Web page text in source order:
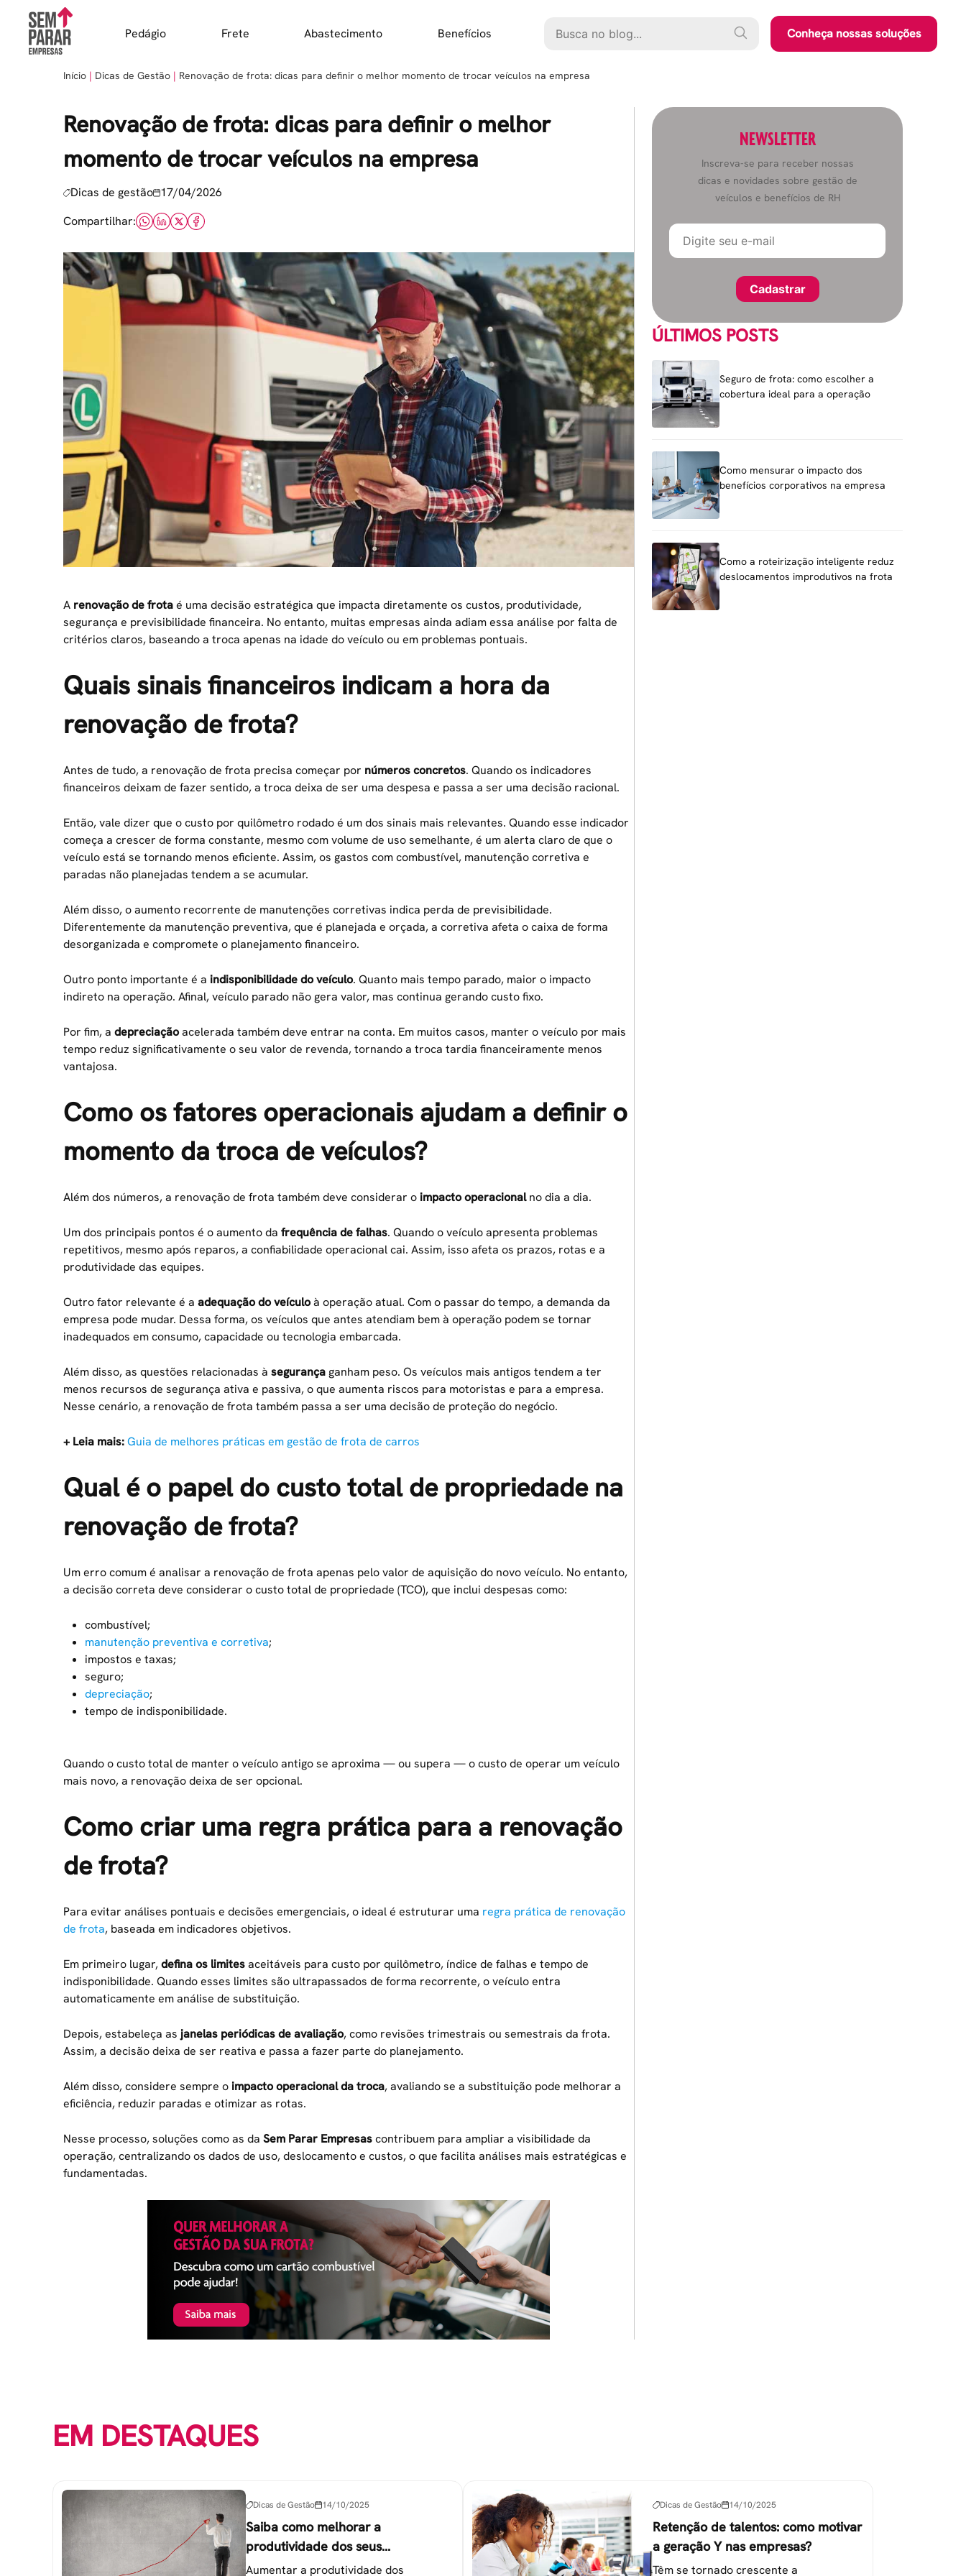
content
Pedágio Frete Abastecimento Benefícios Conheça nossas soluções
Início Dicas de Gestão Renovação de frota: dicas para definir o melhor momento de trocar veículos na empresa
Renovação de frota: dicas para definir o melhor
momento de trocar veículos na empresa
Dicas de gestão 17/04/2026
Compartilhar:
A renovação de frotaé uma decisão estratégica que impacta diretamente os custos, produtividade,
segurança e previsibilidade financeira. No entanto, muitas empresas ainda adiam essa análise por falta de
critérios claros, baseando a troca apenas na idade do veículo ou em problemas pontuais.
Quais sinais financeiros indicam a hora da
renovação de frota?
Antes de tudo, a renovação de frota precisa começar por números concretos. Quando os indicadores
financeiros deixam de fazer sentido, a troca deixa de ser uma despesa e passa a ser uma decisão racional.
Então, vale dizer que o custo por quilômetro rodado é um dos sinais mais relevantes. Quando esse indicador
começa a crescer de forma constante, mesmo com volume de uso semelhante, é um alerta claro de que o
veículo está se tornando menos eficiente. Assim, os gastos com combustível, manutenção corretiva e
paradas não planejadas tendem a se acumular.
Além disso, o aumento recorrente de manutenções corretivas indica perda de previsibilidade.
Diferentemente da manutenção preventiva, que é planejada e orçada, a corretiva afeta o caixa de forma
desorganizada e compromete o planejamento financeiro.
Outro ponto importante é a indisponibilidade do veículo. Quanto mais tempo parado, maior o impacto
indireto na operação. Afinal, veículo parado não gera valor, mas continua gerando custo fixo.
Por fim, a depreciaçãoacelerada também deve entrar na conta. Em muitos casos, manter o veículo por mais
tempo reduz significativamente o seu valor de revenda, tornando a troca tardia financeiramente menos
vantajosa.
Como os fatores operacionais ajudam a definir o
momento da troca de veículos?
Além dos números, a renovação de frota também deve considerar o impacto operacionalno dia a dia.
Um dos principais pontos é o aumento da frequência de falhas. Quando o veículo apresenta problemas
repetitivos, mesmo após reparos, a confiabilidade operacional cai. Assim, isso afeta os prazos, rotas e a
produtividade das equipes.
Outro fator relevante é a adequação do veículoà operação atual. Com o passar do tempo, a demanda da
empresa pode mudar. Dessa forma, os veículos que antes atendiam bem à operação podem se tornar
inadequados em consumo, capacidade ou tecnologia embarcada.
Além disso, as questões relacionadas à segurançaganham peso. Os veículos mais antigos tendem a ter
menos recursos de segurança ativa e passiva, o que aumenta riscos para motoristas e para a empresa.
Nesse cenário, a renovação de frota também passa a ser uma decisão de proteção do negócio.
+ Leia mais:Guia de melhores práticas em gestão de frota de carros
Qual é o papel do custo total de propriedade na
renovação de frota?
Um erro comum é analisar a renovação de frota apenas pelo valor de aquisição do novo veículo. No entanto,
a decisão correta deve considerar ocusto total de propriedade (TCO), que inclui despesas como:
combustível;
manutenção preventiva e corretiva;
impostos e taxas;
seguro;
depreciação;
tempo de indisponibilidade.
Quando o custo total de manter o veículo antigo se aproxima — ou supera — o custo de operar um veículo
mais novo, a renovação deixa de ser opcional.
Como criar uma regra prática para a renovação
de frota?
Para evitar análises pontuais e decisões emergenciais, o ideal é estruturar uma regra prática de renovação
de frota, baseada em indicadores objetivos.
Em primeiro lugar,defina os limitesaceitáveis para custo por quilômetro, índice de falhas e tempo de
indisponibilidade. Quando esses limites são ultrapassados de forma recorrente, o veículo entra
automaticamente em análise de substituição.
Depois, estabeleça as janelas periódicas de avaliação, como revisões trimestrais ou semestrais da frota.
Assim, a decisão deixa de ser reativa e passa a fazer parte do planejamento.
Além disso, considere sempre o impacto operacional da troca, avaliando se a substituição pode melhorar a
eficiência, reduzir paradas e otimizar as rotas.
Nesse processo, soluções como as da Sem Parar Empresascontribuem para ampliar a visibilidade da
operação, centralizando os dados de uso, deslocamento e custos, o que facilita análises mais estratégicas e
fundamentadas.
NEWSLETTER
Inscreva-se para receber nossas
dicas e novidades sobre gestão de
veículos e benefícios de RH
ÚLTIMOS POSTS
Seguro de frota: como escolher a
cobertura ideal para a operação
Como mensurar o impacto dos
benefícios corporativos na empresa
Como a roteirização inteligente reduz
deslocamentos improdutivos na frota
EM DESTAQUES
Dicas de Gestão 14/10/2025
Saiba como melhorar a
produtividade dos seus
colaboradores
Aumentar a produtividade dos
Dicas de Gestão 14/10/2025
Retenção de talentos: como motivar
a geração Y nas empresas?
Têm se tornado crescente a